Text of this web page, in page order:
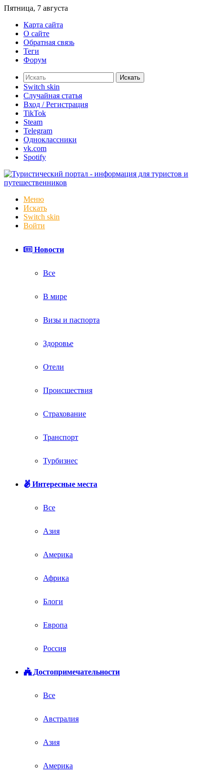
Пятница, 7 августа
Карта сайта
О сайте
Обратная связь
Теги
Форум
Искать
Switch skin
Случайная статья
Вход / Регистрация
TikTok
Steam
Telegram
Одноклассники
vk.com
Spotify
Меню
Искать
Switch skin
Войти
Новости
Все
В мире
Визы и паспорта
Здоровье
Отели
Происшествия
Страхование
Транспорт
Турбизнес
Интересные места
Все
Азия
Америка
Африка
Блоги
Европа
Россия
Достопримечательности
Все
Австралия
Азия
Америка